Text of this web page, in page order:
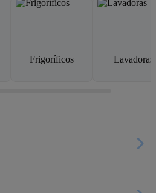
Frigoríficos Lavadoras